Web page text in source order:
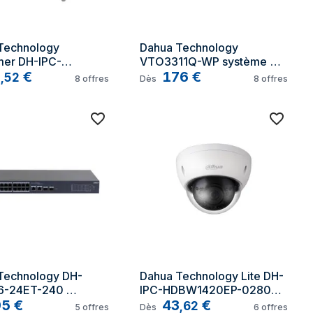
DH-IPC-
SW-0280B
,52 € 8 offres
Dahua Technology
VTO3311Q-WP système
vidéophone 2 MP Gris
Dès 176 € 8 offres
DH-
24ET-240
réseau Géré
€ 5 offres
Dahua Technology Lite DH-
IPC-HDBW1420EP-0280B
Dôme Caméra de sécurité
Dès 43,62 € 6 offres